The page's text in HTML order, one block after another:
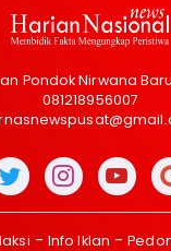
Pondok Nirwana
081218956007
Info Iklan